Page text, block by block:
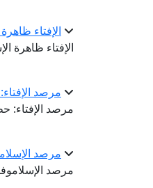
الإفتاء
الإفتاء ظاهرة
مرصد
مرصد الإفتاء:
مرصد
مرصد